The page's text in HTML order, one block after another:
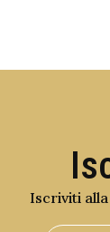
Iscriviti